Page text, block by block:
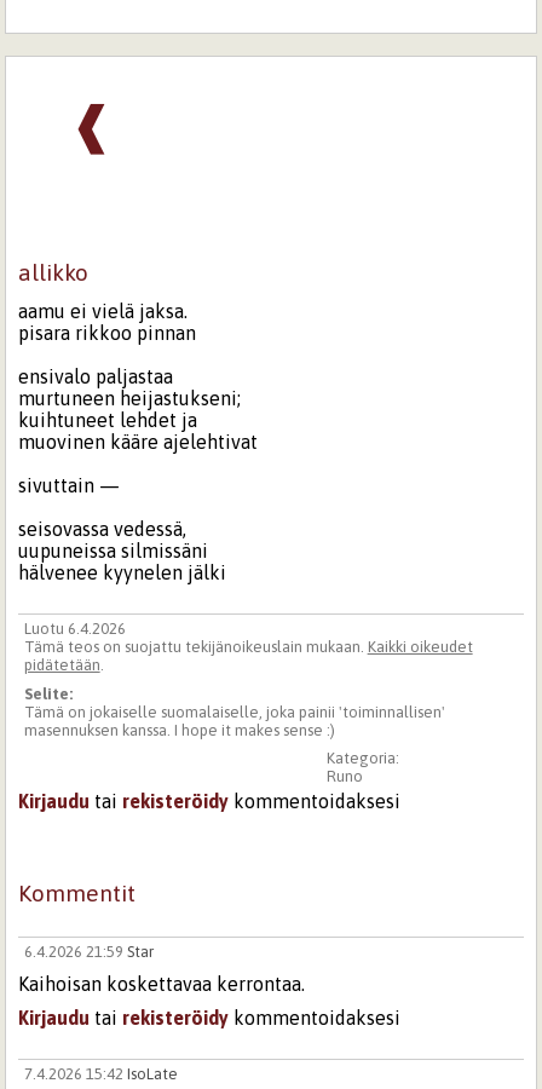
❰
allikko
aamu ei vielä jaksa.
pisara rikkoo pinnan
ensivalo paljastaa
murtuneen heijastukseni;
kuihtuneet lehdet ja
muovinen kääre ajelehtivat
sivuttain —
seisovassa vedessä,
uupuneissa silmissäni
hälvenee kyynelen jälki
Luotu 6.4.2026
Tämä teos on suojattu tekijänoikeuslain mukaan. Kaikki oikeudet
pidätetään.
Selite:
Tämä on jokaiselle suomalaiselle, joka painii 'toiminnallisen'
masennuksen kanssa. I hope it makes sense :)
Kategoria:
Runo
Kirjaudu tai rekisteröidy kommentoidaksesi
Kommentit
6.4.2026 21:59 Star
Kaihoisan koskettavaa kerrontaa.
Kirjaudu tai rekisteröidy kommentoidaksesi
7.4.2026 15:42 IsoLate